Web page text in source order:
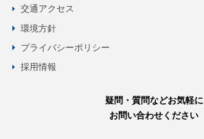
交通アクセス
環境方針
プライバシーポリシー
採用情報
疑問・質問などお気軽に
お問い合わせください